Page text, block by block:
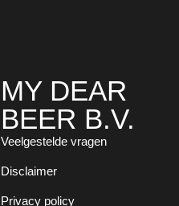
MY DEAR
BEER B.V.
Veelgestelde vragen
Disclaimer
Privacy policy